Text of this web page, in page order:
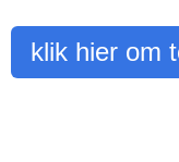
klik hier om